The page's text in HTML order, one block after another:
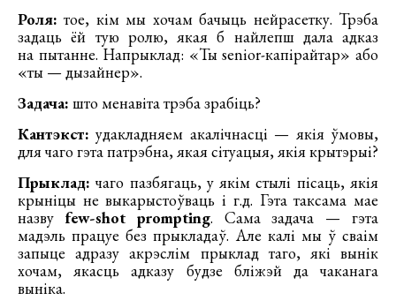
Роля: тое, кім мы хочам бачыць нейрасетку. Трэба
задаць ёй тую ролю, якая б найлепш дала адказ
на пытанне. Напрыклад: «Ты senior-капірайтар» або
«ты — дызайнер».
Задача: што менавіта трэба зрабіць?
Кантэкст: удакладняем акалічнасці — якія ўмовы,
для чаго гэта патрэбна, якая сітуацыя, якія крытэрыі?
Прыклад: чаго пазбягаць, у якім стылі пісаць, якія
крыніцы не выкарыстоўваць і г.д. Гэта таксама мае
назву few-shot prompting. Сама задача — гэта
мадэль працуе без прыкладаў. Але калі мы ў сваім
запыце адразу акрэслім прыклад таго, які вынік
хочам, якасць адказу будзе бліжэй да чаканага
выніка.